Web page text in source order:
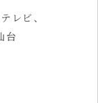
レビ、
台